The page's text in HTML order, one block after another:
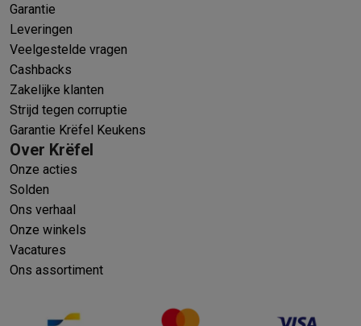
Garantie
Leveringen
Veelgestelde vragen
Cashbacks
Zakelijke klanten
Strijd tegen corruptie
Garantie Krëfel Keukens
Over Krëfel
Onze acties
Solden
Ons verhaal
Onze winkels
Vacatures
Ons assortiment